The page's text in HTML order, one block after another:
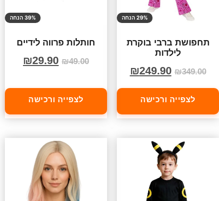
29% הנחה
תחפושת ברבי בוקרת
לילדות
₪349.00
₪249.90
לצפייה ורכישה
39% הנחה
חותלות פרווה לידיים
₪49.00
₪29.90
לצפייה ורכישה